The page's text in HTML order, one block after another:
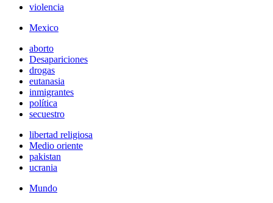
violencia
Mexico
aborto
Desapariciones
drogas
eutanasia
inmigrantes
política
secuestro
libertad religiosa
Medio oriente
pakistan
ucrania
Mundo